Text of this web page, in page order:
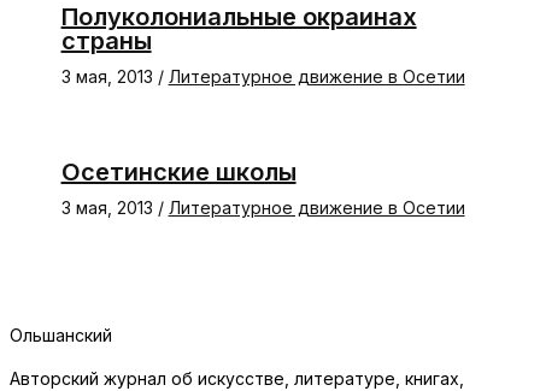
Полуколониальные окраинах
страны
3 мая, 2013 / Литературное движение в Осетии
Осетинские школы
3 мая, 2013 / Литературное движение в Осетии
Ольшанский
Авторский журнал об искусстве, литературе, книгах,